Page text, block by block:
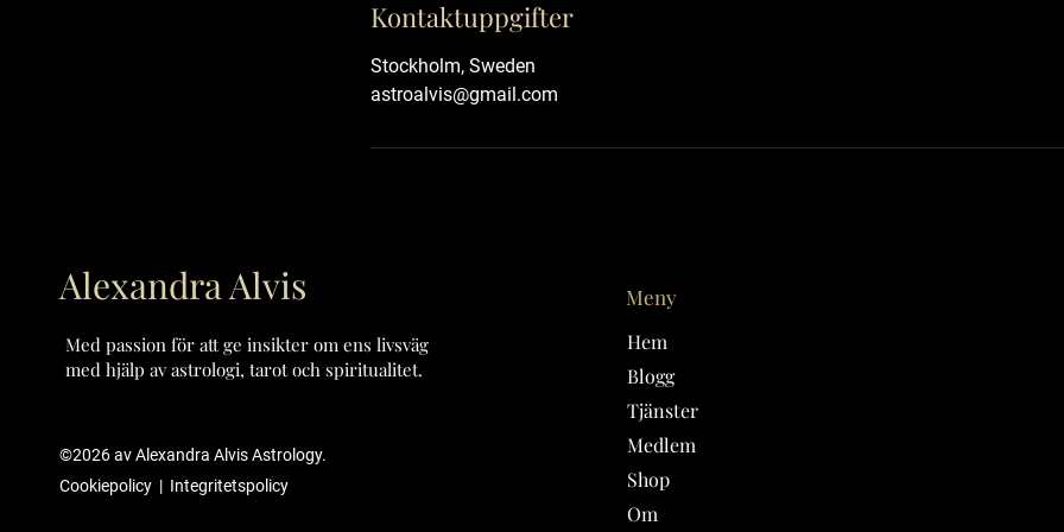
Kontaktuppgifter
Stockholm, Sweden
astroalvis@gmail.com
Alexandra Alvis
Med passion för att ge insikter om ens livsväg
med hjälp av astrologi, tarot och spiritualitet.
©2026av Alexandra Alvis Astrology.
Cookiepolicy | Integritetspolicy
Meny
Hem
Blogg
Tjänster
Medlem
Shop
Om